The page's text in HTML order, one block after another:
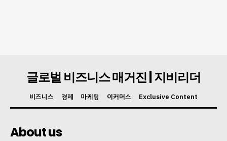
글로벌 비즈니스 매거진 | 지비리더
비즈니스 경제 마케팅 이커머스 Exclusive Content
About us